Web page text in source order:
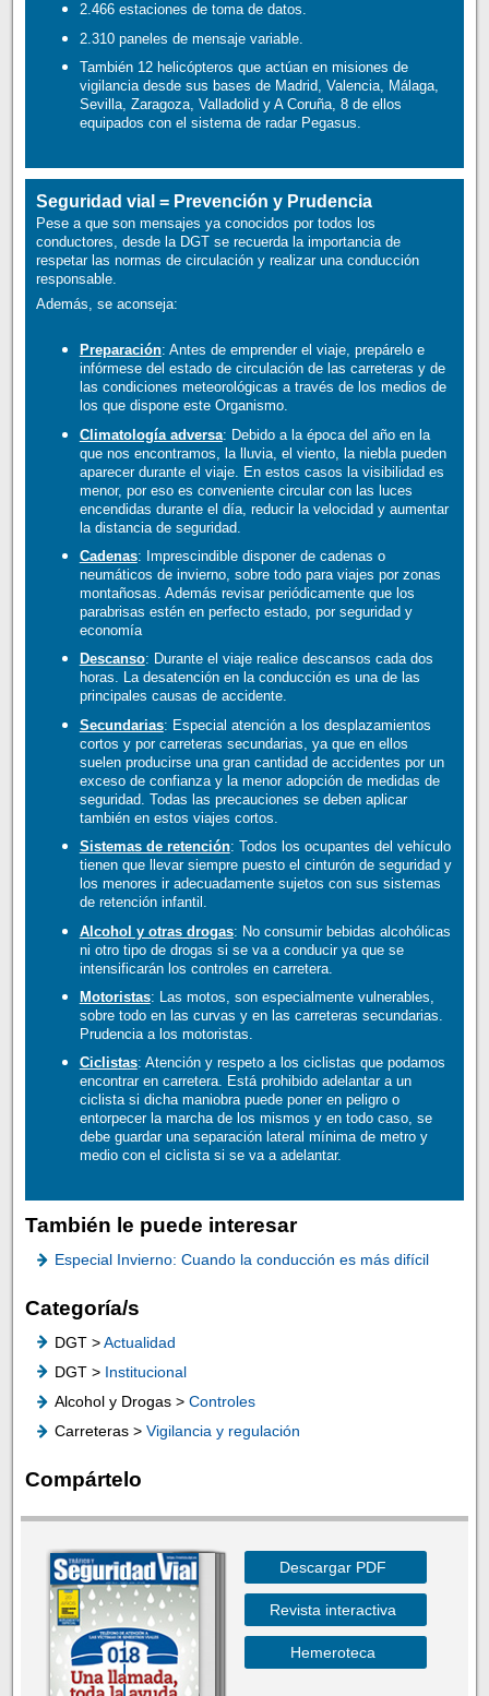
2.466 estaciones de toma de datos.
2.310 paneles de mensaje variable.
También 12 helicópteros que actúan en misiones de
vigilancia desde sus bases de Madrid, Valencia, Málaga,
Sevilla, Zaragoza, Valladolid y A Coruña, 8 de ellos
equipados con el sistema de radar Pegasus.
Seguridad vial = Prevención y Prudencia
Pese a que son mensajes ya conocidos por todos los
conductores, desde la DGT se recuerda la importancia de
respetar las normas de circulación y realizar una conducción
responsable.
Además, se aconseja:
Preparación: Antes de emprender el viaje, prepárelo e
infórmese del estado de circulación de las carreteras y de
las condiciones meteorológicas a través de los medios de
los que dispone este Organismo.
Climatología adversa: Debido a la época del año en la
que nos encontramos, la lluvia, el viento, la niebla pueden
aparecer durante el viaje. En estos casos la visibilidad es
menor, por eso es conveniente circular con las luces
encendidas durante el día, reducir la velocidad y aumentar
la distancia de seguridad.
Cadenas: Imprescindible disponer de cadenas o
neumáticos de invierno, sobre todo para viajes por zonas
montañosas. Además revisar periódicamente que los
parabrisas estén en perfecto estado, por seguridad y
economía
Descanso: Durante el viaje realice descansos cada dos
horas. La desatención en la conducción es una de las
principales causas de accidente.
Secundarias: Especial atención a los desplazamientos
cortos y por carreteras secundarias, ya que en ellos
suelen producirse una gran cantidad de accidentes por un
exceso de confianza y la menor adopción de medidas de
seguridad. Todas las precauciones se deben aplicar
también en estos viajes cortos.
Sistemas de retención: Todos los ocupantes del vehículo
tienen que llevar siempre puesto el cinturón de seguridad y
los menores ir adecuadamente sujetos con sus sistemas
de retención infantil.
Alcohol y otras drogas: No consumir bebidas alcohólicas
ni otro tipo de drogas si se va a conducir ya que se
intensificarán los controles en carretera.
Motoristas: Las motos, son especialmente vulnerables,
sobre todo en las curvas y en las carreteras secundarias.
Prudencia a los motoristas.
Ciclistas: Atención y respeto a los ciclistas que podamos
encontrar en carretera. Está prohibido adelantar a un
ciclista si dicha maniobra puede poner en peligro o
entorpecer la marcha de los mismos y en todo caso, se
debe guardar una separación lateral mínima de metro y
medio con el ciclista si se va a adelantar.
También le puede interesar
Especial Invierno: Cuando la conducción es más difícil
Categoría/s
DGT >Actualidad
DGT > Institucional
Alcohol y Drogas > Controles
Carreteras > Vigilancia y regulación
Compártelo
Descargar PDF
Revista interactiva
Hemeroteca